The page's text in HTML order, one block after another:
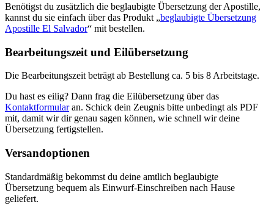
Benötigst du zusätzlich die beglaubigte Übersetzung der Apostille,
kannst du sie einfach über das Produkt „beglaubigte Übersetzung
Apostille El Salvador“ mit bestellen.
Bearbeitungszeit und Eilübersetzung
Die Bearbeitungszeit beträgt ab Bestellung ca. 5 bis 8 Arbeitstage.
Du hast es eilig? Dann frag die Eilübersetzung über das
Kontaktformularan. Schick dein Zeugnis bitte unbedingt als PDF
mit, damit wir dir genau sagen können, wie schnell wir deine
Übersetzung fertigstellen.
Versandoptionen
Standardmäßig bekommst du deine amtlich beglaubigte
Übersetzung bequem als Einwurf-Einschreiben nach Hause
geliefert.